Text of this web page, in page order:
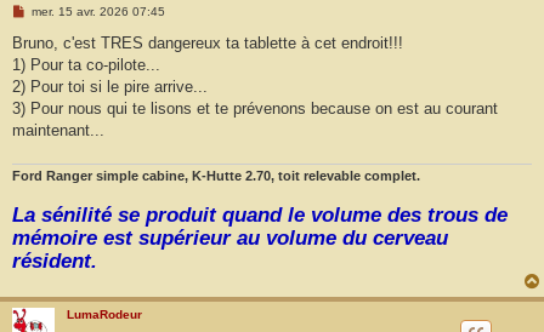
M
s
a
g
mer. 15 avr. 2026 07:45
Bruno, c'est TRES dangereux ta tablette à cet endroit!!!
1) Pour ta co-pilote...
2) Pour toi si le pire arrive...
3) Pour nous qui te lisons et te prévenons because on est au courant
maintenant...
Ford Ranger simple cabine, K-Hutte 2.70, toit relevable complet.
La sénilité se produit quand le volume des trous de
mémoire est supérieur au volume du cerveau
résident.
LumaRodeur